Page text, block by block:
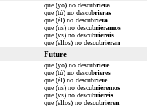
que (yo) no descubriera
que (tú) no descubrieras
que (él) no descubriera
que (ns) no descubriéramos
que (vs) no descubrierais
que (ellos) no descubrieran
Future
que (yo) no descubriere
que (tú) no descubrieres
que (él) no descubriere
que (ns) no descubriéremos
que (vs) no descubriereis
que (ellos) no descubrieren